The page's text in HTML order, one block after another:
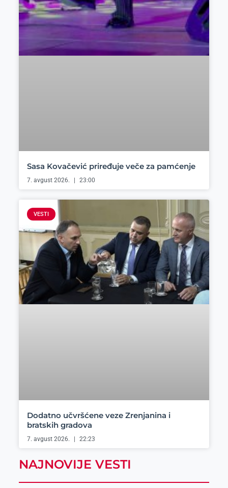
Sasa Kovačević priređuje veče za pamćenje
7. avgust 2026. 23:00
VESTI
Dodatno učvršćene veze Zrenjanina i
bratskih gradova
7. avgust 2026. 22:23
NAJNOVIJE VESTI